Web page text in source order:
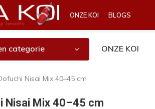
ONZE KOI BLOGS
categorie ONZE KOI
Nisai Mix 40–45 cm
Nisai Mix 40–45 cm